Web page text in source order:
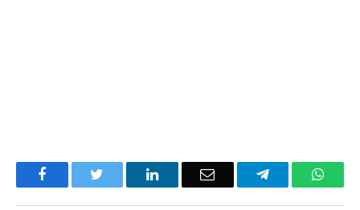
Facebook LinkedIn Email Telegram